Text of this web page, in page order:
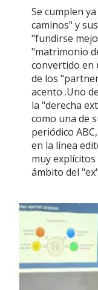
Se cumplen
caminos" y
"fundirse
"matrimonio
convertido en
de los
acento .Uno
la "derecha
como una de
periódico
en la línea
muy
ámbito del